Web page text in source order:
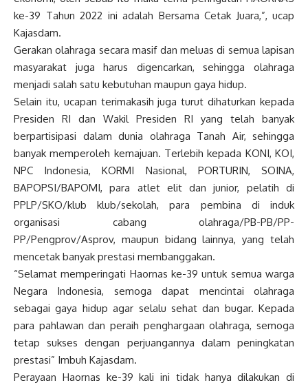
ke-39 Tahun 2022 ini adalah Bersama Cetak Juara,”, ucap
Kajasdam.
Gerakan olahraga secara masif dan meluas di semua lapisan
masyarakat juga harus digencarkan, sehingga olahraga
menjadi salah satu kebutuhan maupun gaya hidup.
Selain itu, ucapan terimakasih juga turut dihaturkan kepada
Presiden RI dan Wakil Presiden RI yang telah banyak
berpartisipasi dalam dunia olahraga Tanah Air, sehingga
banyak memperoleh kemajuan. Terlebih kepada KONI, KOI,
NPC Indonesia, KORMI Nasional, PORTURIN, SOINA,
BAPOPSI/BAPOMI, para atlet elit dan junior, pelatih di
PPLP/SKO/klub klub/sekolah, para pembina di induk
organisasi cabang olahraga/PB-PB/PP-
PP/Pengprov/Asprov, maupun bidang lainnya, yang telah
mencetak banyak prestasi membanggakan.
“Selamat memperingati Haornas ke-39 untuk semua warga
Negara Indonesia, semoga dapat mencintai olahraga
sebagai gaya hidup agar selalu sehat dan bugar. Kepada
para pahlawan dan peraih penghargaan olahraga, semoga
tetap sukses dengan perjuangannya dalam peningkatan
prestasi” Imbuh Kajasdam.
Perayaan Haornas ke-39 kali ini tidak hanya dilakukan di